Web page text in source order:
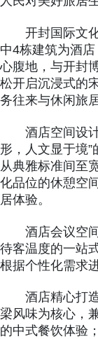
开封国际文
中4栋建筑为酒
心腹地，与开封
松开启沉浸式的
务往来与休闲旅
酒店空间设
形，人文显于境
从典雅标准间至
化品位的休憩空
居体验。
酒店会议空
待客温度的一站
根据个性化需求
酒店精心打
梁风味为核心，
的中式餐饮体验